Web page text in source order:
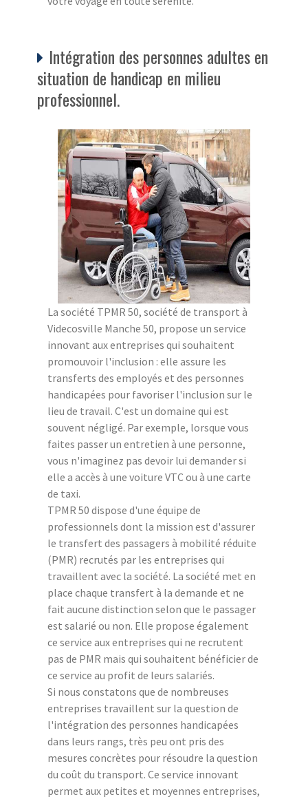
Intégration des personnes adultes en
situation de handicap en milieu
professionnel.
La société TPMR 50, société de transport à
Videcosville Manche 50, propose un service
innovant aux entreprises qui souhaitent
promouvoir l'inclusion : elle assure les
transferts des employés et des personnes
handicapées pour favoriser l'inclusion sur le
lieu de travail. C'est un domaine qui est
souvent négligé. Par exemple, lorsque vous
faites passer un entretien à une personne,
vous n'imaginez pas devoir lui demander si
elle a accès à une voiture VTC ou à une carte
de taxi.
TPMR 50 dispose d'une équipe de
professionnels dont la mission est d'assurer
le transfert des passagers à mobilité réduite
(PMR) recrutés par les entreprises qui
travaillent avec la société. La société met en
place chaque transfert à la demande et ne
fait aucune distinction selon que le passager
est salarié ou non. Elle propose également
ce service aux entreprises qui ne recrutent
pas de PMR mais qui souhaitent bénéficier de
ce service au profit de leurs salariés.
Si nous constatons que de nombreuses
entreprises travaillent sur la question de
l'intégration des personnes handicapées
dans leurs rangs, très peu ont pris des
mesures concrètes pour résoudre la question
du coût du transport. Ce service innovant
permet aux petites et moyennes entreprises,